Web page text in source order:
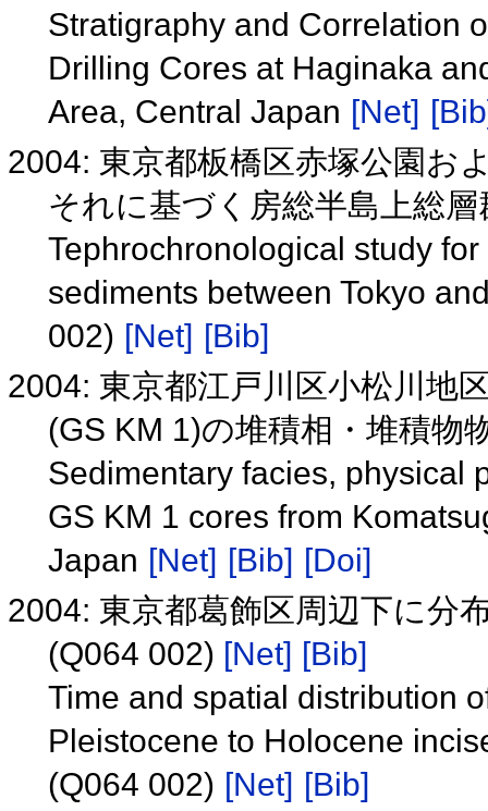
Stratigraphy and Correlation
Drilling Cores at Haginaka
Area, Central Japan [Net]
2004: 東京都板橋区赤塚公園お
それに基づく房総半島上総
Tephrochronological study
sediments between Tokyo
002) [Net] [Bib]
2004: 東京都江戸川区小松川地
(GS KM 1)の堆積相・堆積物
Sedimentary facies, physical
GS KM 1 cores from
Japan [Net] [Bib] [Doi]
2004: 東京都葛飾区周辺下に分
(Q064 002) [Net] [Bib]
Time and spatial distribution
Pleistocene to Holocene
(Q064 002) [Net] [Bib]